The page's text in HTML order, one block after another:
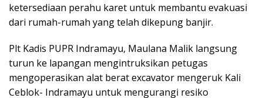
ketersediaan perahu karet untuk membantu evakuasi
dari rumah-rumah yang telah dikepung banjir.
Plt Kadis PUPR Indramayu, Maulana Malik langsung
turun ke lapangan mengintruksikan petugas
mengoperasikan alat berat excavator mengeruk Kali
Ceblok- Indramayu untuk mengurangi resiko